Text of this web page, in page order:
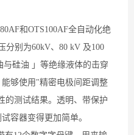
和OTS100AF全自动化绝
分别为60kV、80 kV 及100
硅油 」等绝缘液体的击穿
够使用"精密电极间距调整
的测试结果。透明、带保护
容器变得更加简单。